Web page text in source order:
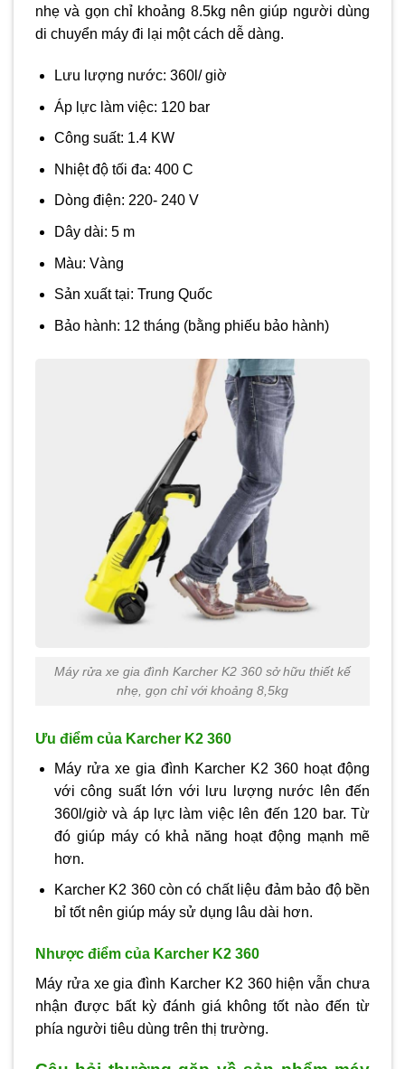
nhẹ và gọn chỉ khoảng 8.5kg nên giúp người dùng
di chuyển máy đi lại một cách dễ dàng.
Lưu lượng nước: 360l/ giờ
Áp lực làm việc: 120 bar
Công suất: 1.4 KW
Nhiệt độ tối đa: 400 C
Dòng điện: 220- 240 V
Dây dài: 5 m
Màu: Vàng
Sản xuất tại: Trung Quốc
Bảo hành: 12 tháng (bằng phiếu bảo hành)
Máy rửa xe gia đình Karcher K2 360 sở hữu thiết kế
nhẹ, gọn chỉ với khoảng 8,5kg
Ưu điểm của Karcher K2 360
Máy rửa xe gia đình Karcher K2 360 hoạt động
với công suất lớn với lưu lượng nước lên đến
360l/giờ và áp lực làm việc lên đến 120 bar. Từ
đó giúp máy có khả năng hoạt động mạnh mẽ
hơn.
Karcher K2 360 còn có chất liệu đảm bảo độ bền
bỉ tốt nên giúp máy sử dụng lâu dài hơn.
Nhược điểm của Karcher K2 360
Máy rửa xe gia đình Karcher K2 360 hiện vẫn chưa
nhận được bất kỳ đánh giá không tốt nào đến từ
phía người tiêu dùng trên thị trường.